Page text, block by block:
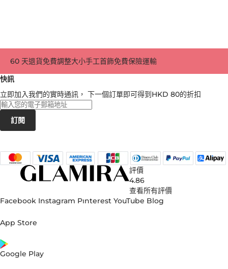
60 天退貨免費調整大小手工首飾免費保險運輸
快訊
立即加入我們的實時通訊， 下一個訂單即可得到HKD 80的折扣
訂閱
評價
4.86
查看所有評價
Facebook Instagram Pınterest YouTube Blog
App Store
Google Play